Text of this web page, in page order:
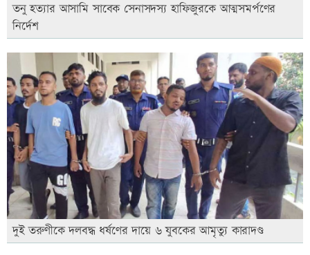
তনু হত্যার আসামি সাবেক সেনাসদস্য হাফিজুরকে আত্মসমর্পণের
নির্দেশ
দুই তরুণীকে দলবদ্ধ ধর্ষণের দায়ে ৬ যুবকের আমৃত্যু কারাদণ্ড